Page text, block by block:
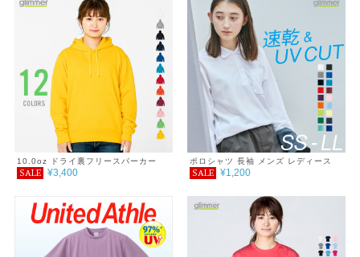
10.0oz ドライ裏フリースパーカー
SALE ¥3,400
ポロシャツ 長袖 メンズ レディース
無地 吸汗 速乾 ドライ ポロシャツ ポ
紫外線対策 UVカット クールビズ 通
学 通勤 ゴルフ 服 4.4オンス
SALE ¥1,200